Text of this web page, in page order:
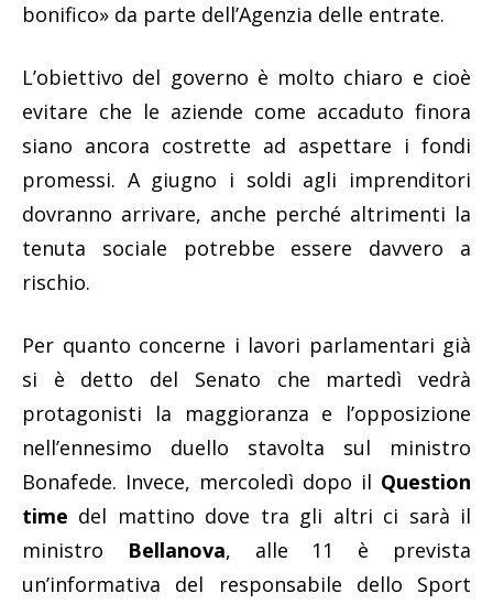
bonifico» da parte dell’Agenzia delle entrate.
L’obiettivo del governo è molto chiaro e cioè
evitare che le aziende come accaduto finora
siano ancora costrette ad aspettare i fondi
promessi. A giugno i soldi agli imprenditori
dovranno arrivare, anche perché altrimenti la
tenuta sociale potrebbe essere davvero a
rischio.
Per quanto concerne i lavori parlamentari già
si è detto del Senato che martedì vedrà
protagonisti la maggioranza e l’opposizione
nell’ennesimo duello stavolta sul ministro
Bonafede. Invece, mercoledì dopo il Question
time del mattino dove tra gli altri ci sarà il
ministro Bellanova, alle 11 è prevista
un’informativa del responsabile dello Sport